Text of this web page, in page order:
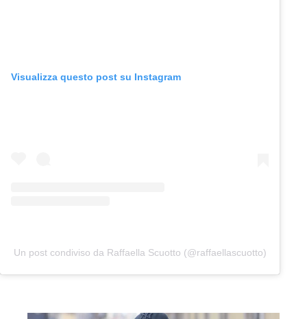
Visualizza questo post su Instagram
Un post condiviso da Raffaella Scuotto (@raffaellascuotto)